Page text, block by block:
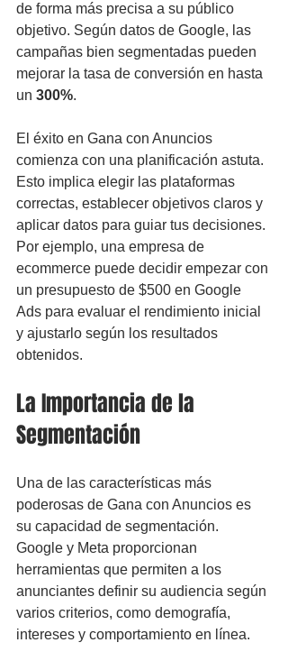
de forma más precisa a su público
objetivo. Según datos de Google, las
campañas bien segmentadas pueden
mejorar la tasa de conversión en hasta
un 300%.
El éxito en Gana con Anuncios
comienza con una planificación astuta.
Esto implica elegir las plataformas
correctas, establecer objetivos claros y
aplicar datos para guiar tus decisiones.
Por ejemplo, una empresa de
ecommerce puede decidir empezar con
un presupuesto de $500 en Google
Ads para evaluar el rendimiento inicial
y ajustarlo según los resultados
obtenidos.
La Importancia de la
Segmentación
Una de las características más
poderosas de Gana con Anuncios es
su capacidad de segmentación.
Google y Meta proporcionan
herramientas que permiten a los
anunciantes definir su audiencia según
varios criterios, como demografía,
intereses y comportamiento en línea.